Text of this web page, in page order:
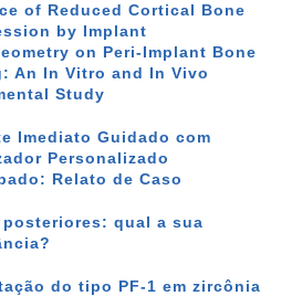
of Reduced Cortical Bone
by Implant
on Peri-Implant Bone
An In Vitro and In Vivo
Study
Imediato Guidado com
Personalizado
Relato de Caso
posteriores: qual a sua
do tipo PF-1 em zircônia